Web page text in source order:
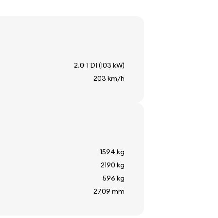
2.0 TDI (103 kW)
203 km/h
1594 kg
2190 kg
596 kg
2709 mm